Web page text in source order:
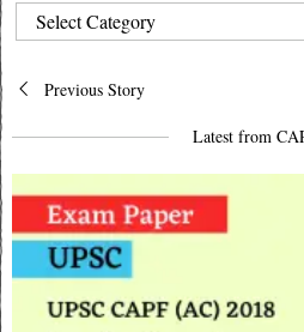
CATEGORIES
Post
navigation
Previous Story
Latest from